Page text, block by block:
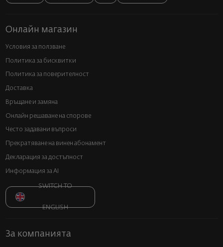
Онлайн магазин
Условия за ползване
Политика за бисквитки
Политика за поверителност
Доставка
Връщане и замяна
Онлайн решаване на спорове
Често задавани въпроси
Прекратяване на винен абонамент
Декларация за достъпност
Информация за AI
SWITCH TO
ENGLISH
За компанията